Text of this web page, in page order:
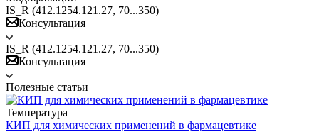
IS_R (412.1254.121.27, 70...350)
Консультация
IS_R (412.1254.121.27, 70...350)
Консультация
Полезные статьи
Температура
КИП для химических применений в фармацевтике